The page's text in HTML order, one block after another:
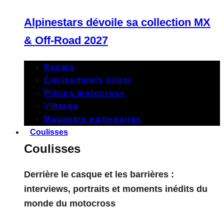
Alpinestars dévoile sa collection MX
& Off-Road 2027
Essais
Équipements pilote
Pièces motocross
Vintage
Magasins partenaires
Coulisses
Coulisses
Derrière le casque et les barrières :
interviews, portraits et moments inédits du
monde du motocross